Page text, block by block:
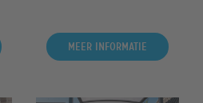
Meer informatie